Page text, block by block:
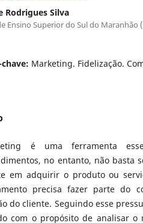
Rodrigues Silva
Ensino Superior do Sul do Maranhão
Marketing. Fidelização.
é uma ferramenta
no entanto, não basta
em adquirir o produto ou
precisa fazer parte do
do cliente. Seguindo esse
com o propósito de analisar o